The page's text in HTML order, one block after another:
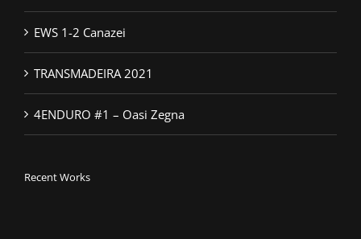
EWS 1-2 Canazei
TRANSMADEIRA 2021
4ENDURO #1 – Oasi Zegna
Recent Works